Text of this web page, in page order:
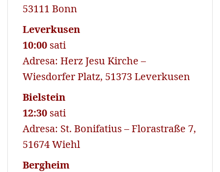
53111 Bonn
Leverkusen
10:00 sati
Adresa: Herz Jesu Kirche –
Wiesdorfer Platz, 51373 Leverkusen
Bielstein
12:30 sati
Adresa: St. Bonifatius – Florastraße 7,
51674 Wiehl
Bergheim